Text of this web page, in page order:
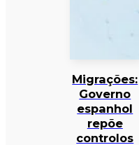
Migrações:
Governo
espanhol
repõe
controlos